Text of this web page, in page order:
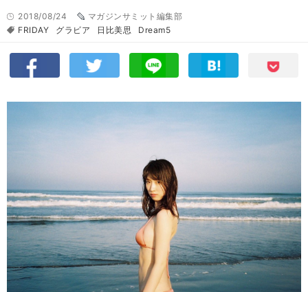
2018/08/24
マガジンサミット編集部
FRIDAY
グラビア 日比美思 Dream5